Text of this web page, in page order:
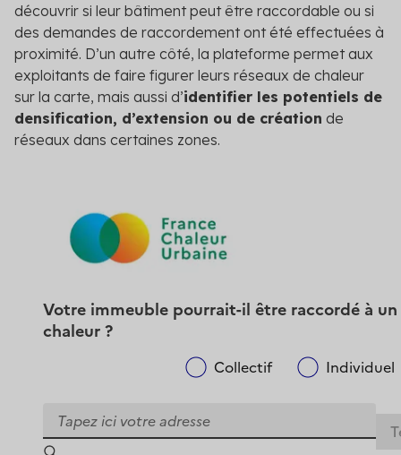
découvrir si leur bâtiment peut être raccordable ou si
des demandes de raccordement ont été effectuées à
proximité. D’un autre côté, la plateforme permet aux
exploitants de faire figurer leurs réseaux de chaleur
sur la carte, mais aussi d’identifier les potentiels de
densification, d’extension ou de création de
réseaux dans certaines zones.